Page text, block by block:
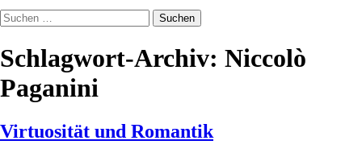
Suchen
nach:
Schlagwort-Archiv: Niccolò
Paganini
Virtuosität und Romantik